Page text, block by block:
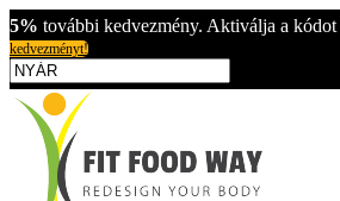
5% további kedvezmény. Aktiválja a kódot
kedvezményt!